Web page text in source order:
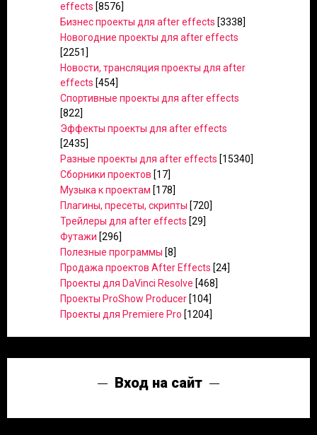
effects [8576]
Бизнес проекты для after effects [3338]
Новогодние проекты для after effects
[2251]
Новости, трансляция проекты для after
effects [454]
Спортивные проекты для after effects
[822]
Эффекты проекты для after effects
[2435]
Разные проекты для after effects [15340]
Сборники проектов [17]
Музыка к проектам [178]
Плагины, пресеты, скрипты [720]
Трейлеры для after effects [29]
Футажи [296]
Полезные программы [8]
Продажа проектов After Effects [24]
Проекты для DaVinci Resolve [468]
Проекты ProShow Producer [104]
Проекты для Premiere Pro [1204]
Вход на сайт